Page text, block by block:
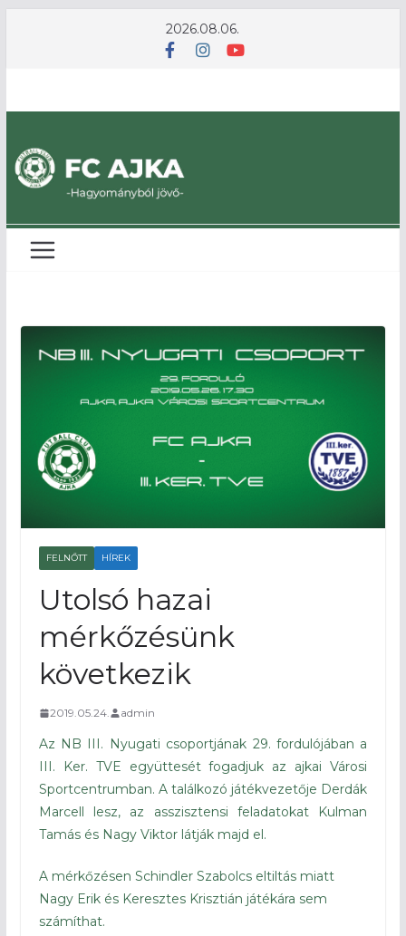
2026.08.06.
FELNŐTT HÍREK
Utolsó hazai
mérkőzésünk
következik
2019.05.24. admin
Az NB III. Nyugati csoportjának 29. fordulójában a
III. Ker. TVE együttesét fogadjuk az ajkai Városi
Sportcentrumban. A találkozó játékvezetője Derdák
Marcell lesz, az asszisztensi feladatokat Kulman
Tamás és Nagy Viktor látják majd el.
A mérkőzésen Schindler Szabolcs eltiltás miatt
Nagy Erik és Keresztes Krisztián játékára sem
számíthat.